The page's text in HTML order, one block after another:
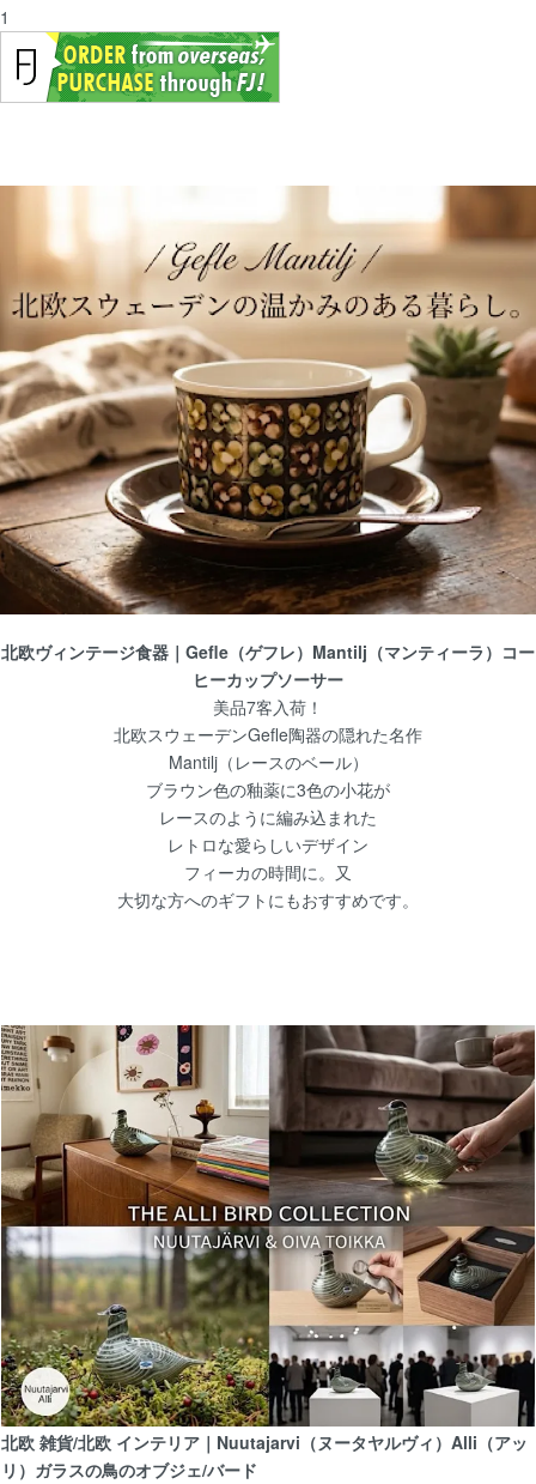
【北欧 雑貨/北欧 インテリア】Nuutajarvi（ヌ
【北欧 雑貨/北欧 食器】ARABIAアラビア
プソーサー
【北欧 雑貨/北欧 食器】ARABIA（アラビア）
ャー1L
【北欧雑貨/北欧生地】マリメッコ NITTY（ニ
ブリック（マイヤ・イソラ）142x144
【生地インテリア】PRESTIGIOUS DESIGN
POPSY103×270cｍ（イギリスの高級ファブ
ラス/ワイングラス
7/16
【北欧 雑貨/北欧食器】ARABIAアラビア
ップ&ソーサー、プレート17cm、シュガーボ
6/30
【北欧 雑貨/北欧食器】ARABIAアラビア
1
北欧ヴィンテージ食器｜Gefle（ゲフレ）Mantilj（マンティーラ）コー
ヒーカップソーサー
美品7客入荷！
北欧スウェーデンGefle陶器の隠れた名作
Mantilj（レースのベール）
ブラウン色の釉薬に3色の小花が
レースのように編み込まれた
レトロな愛らしいデザイン
フィーカの時間に。又
大切な方へのギフトにもおすすめです。
北欧 雑貨/北欧 インテリア｜Nuutajarvi（ヌータヤルヴィ）Alli（アッ
リ）ガラスの鳥のオブジェ/バード